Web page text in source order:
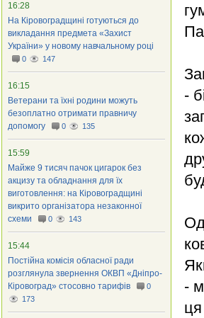
-
-
16:28
На Кіровоградщині готуються до
викладання предмета «Захист
України» у новому навчальному році
0 147
16:15
Ветерани та їхні родини можуть
безоплатно отримати правничу
допомогу
0 135
15:59
Майже 9 тисяч пачок цигарок без
акцизу та обладнання для їх
виготовлення: на Кіровоградщині
викрито організатора незаконної
схеми
0 143
15:44
Постійна комісія обласної ради
розглянула звернення ОКВП «Дніпро-
Кіровоград» стосовно тарифів
0
173